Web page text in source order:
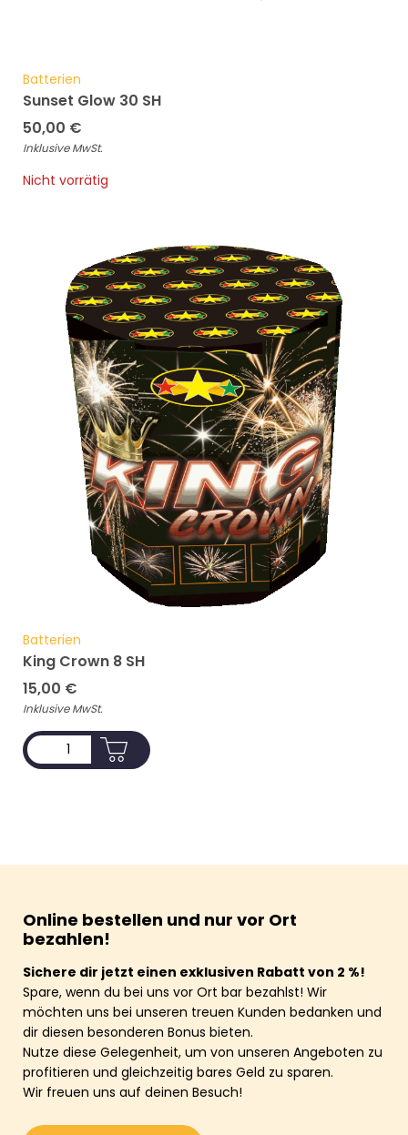
Batterien
Sunset Glow 30 SH
50,00 €
Inklusive MwSt.
Nicht vorrätig
Batterien
King Crown 8 SH
15,00 €
Inklusive MwSt.
Online bestellen und nur vor Ort
bezahlen!
Sichere dir jetzt einen exklusiven Rabatt von 2 %!
Spare, wenn du bei uns vor Ort bar bezahlst! Wir
möchten uns bei unseren treuen Kunden bedanken und
dir diesen besonderen Bonus bieten.
Nutze diese Gelegenheit, um von unseren Angeboten zu
profitieren und gleichzeitig bares Geld zu sparen.
Wir freuen uns auf deinen Besuch!